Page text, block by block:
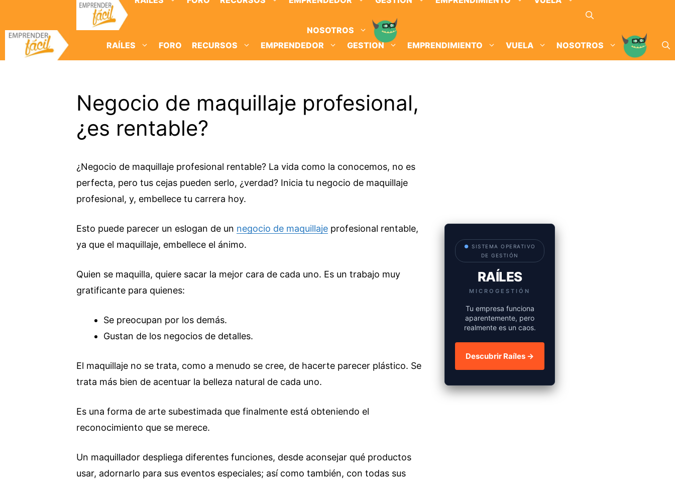
contenido
NOSOTROS
RAÍLES
FORO RECURSOS EMPRENDEDOR GESTION EMPRENDIMIENTO VUELA NOSOTROS
Negocio de maquillaje profesional,
¿es rentable?
¿Negocio de maquillaje profesional rentable? La vida como la conocemos, no es
perfecta, pero tus cejas pueden serlo, ¿verdad? Inicia tu negocio de maquillaje
profesional, y, embellece tu carrera hoy.
Esto puede parecer un eslogan de un negocio de maquillaje profesional rentable,
ya que el maquillaje, embellece el ánimo.
Quien se maquilla, quiere sacar la mejor cara de cada uno. Es un trabajo muy
gratificante para quienes:
Se preocupan por los demás.
Gustan de los negocios de detalles.
El maquillaje no se trata, como a menudo se cree, de hacerte parecer plástico. Se
trata más bien de acentuar la belleza natural de cada uno.
Es una forma de arte subestimada que finalmente está obteniendo el
reconocimiento que se merece.
Un maquillador despliega diferentes funciones, desde aconsejar qué productos
usar, adornarlo para sus eventos especiales; así como también, con todas sus
● SISTEMA OPERATIVO
DE GESTIÓN
RAÍLES
MICROGESTIÓN
Tu empresa funciona
aparentemente, pero
realmente es un caos.
Descubrir Raíles →